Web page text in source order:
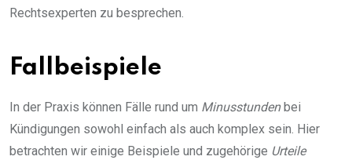
Rechtsexperten zu besprechen.
Fallbeispiele
In der Praxis können Fälle rund um Minusstundenbei
Kündigungen sowohl einfach als auch komplex sein. Hier
betrachten wir einige Beispiele und zugehörige Urteile